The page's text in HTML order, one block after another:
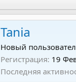
Tania
Новый
Регистрация 19
Последняя